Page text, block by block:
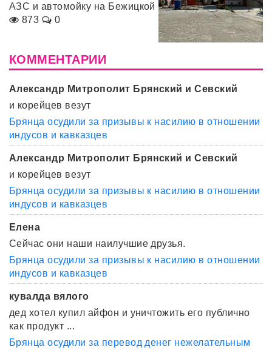
АЗС и автомойку на Бежицкой
873
0
КОММЕНТАРИИ
Александр Митрополит Брянский и Севский
и корейцев везут
Брянца осудили за призывы к насилию в отношении
индусов и кавказцев
Александр Митрополит Брянский и Севский
и корейцев везут
Брянца осудили за призывы к насилию в отношении
индусов и кавказцев
Елена
Сейчас они наши наилучшие друзья.
Брянца осудили за призывы к насилию в отношении
индусов и кавказцев
кувалда вялого
дед хотел купил айфон и уничтожить его публично
как продукт ...
Брянца осудили за перевод денег нежелательным